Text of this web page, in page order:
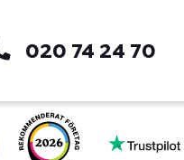
020 74 24 70